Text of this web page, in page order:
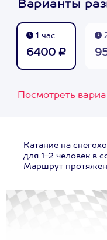
Варианты
1 час
6400 ₽
Посмотреть
Катание на
для 1-2 человек в
Маршрут